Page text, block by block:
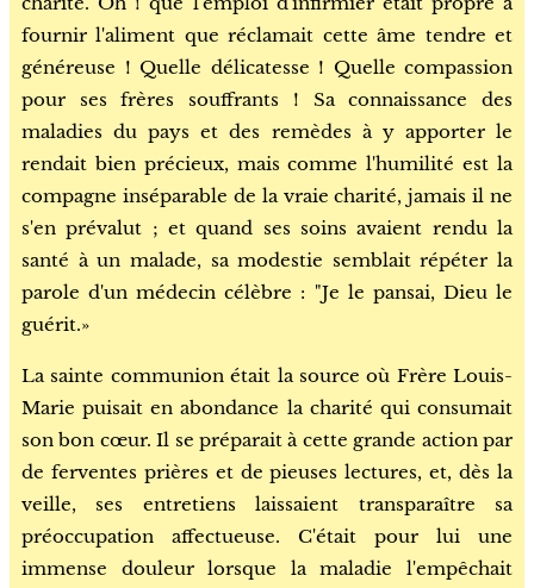
fournir l'aliment que réclamait cette âme tendre et
généreuse ! Quelle délicatesse ! Quelle compassion
pour ses frères souffrants ! Sa connaissance des
maladies du pays et des remèdes à y apporter le
rendait bien précieux, mais comme l'humilité est la
compagne inséparable de la vraie charité, jamais il ne
s'en prévalut ; et quand ses soins avaient rendu la
santé à un malade, sa modestie semblait répéter la
parole d'un médecin célèbre : "Je le pansai, Dieu le
guérit.»
La sainte communion était la source où Frère Louis-
Marie puisait en abondance la charité qui consumait
son bon cœur. Il se préparait à cette grande action par
de ferventes prières et de pieuses lectures, et, dès la
veille, ses entretiens laissaient transparaître sa
préoccupation affectueuse. C'était pour lui une
immense douleur lorsque la maladie l'empêchait